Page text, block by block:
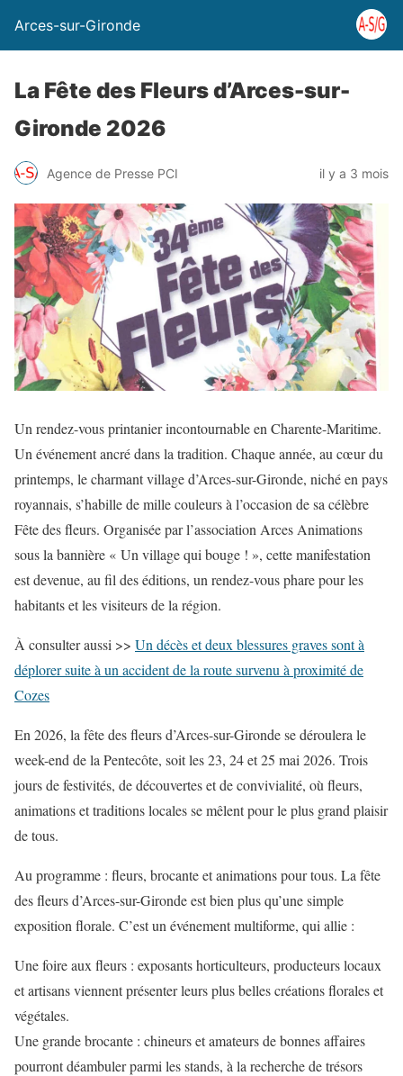
Arces-sur-Gironde
La Fête des Fleurs d’Arces-sur-
Gironde 2026
Agence de Presse PCI il y a 3 mois
Un rendez-vous printanier incontournable en Charente-Maritime.
Un événement ancré dans la tradition. Chaque année, au cœur du
printemps, le charmant village d’Arces-sur-Gironde, niché en pays
royannais, s’habille de mille couleurs à l’occasion de sa célèbre
Fête des fleurs. Organisée par l’association Arces Animations
sous la bannière « Un village qui bouge ! », cette manifestation
est devenue, au fil des éditions, un rendez-vous phare pour les
habitants et les visiteurs de la région.
À consulter aussi >> Un décès et deux blessures graves sont à
déplorer suite à un accident de la route survenu à proximité de
Cozes
En 2026, la fête des fleurs d’Arces-sur-Gironde se déroulera le
week-end de la Pentecôte, soit les 23, 24 et 25 mai 2026. Trois
jours de festivités, de découvertes et de convivialité, où fleurs,
animations et traditions locales se mêlent pour le plus grand plaisir
de tous.
Au programme : fleurs, brocante et animations pour tous. La fête
des fleurs d’Arces-sur-Gironde est bien plus qu’une simple
exposition florale. C’est un événement multiforme, qui allie :
Une foire aux fleurs : exposants horticulteurs, producteurs locaux
et artisans viennent présenter leurs plus belles créations florales et
végétales.
Une grande brocante : chineurs et amateurs de bonnes affaires
pourront déambuler parmi les stands, à la recherche de trésors